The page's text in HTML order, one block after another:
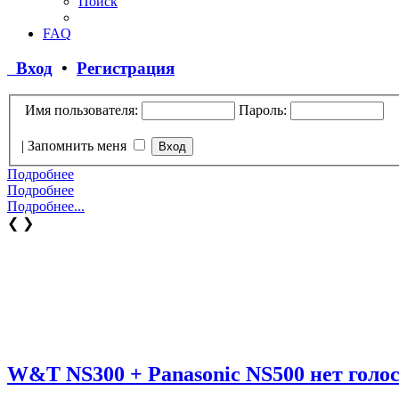
FAQ
Вход • Регистрация
Имя пользователя: Пароль:
| Запомнить меня
Подробнее
Подробнее
Подробнее...
❮ ❯
W&T NS300 + Panasonic NS500 нет